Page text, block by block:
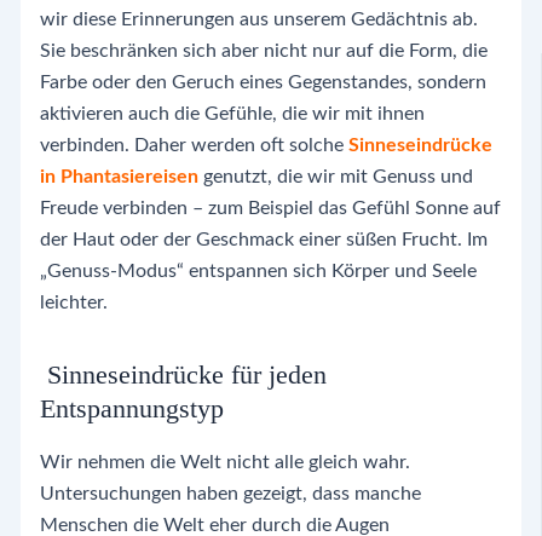
wir diese Erinnerungen aus unserem Gedächtnis ab.
Sie beschränken sich aber nicht nur auf die Form, die
Farbe oder den Geruch eines Gegenstandes, sondern
aktivieren auch die Gefühle, die wir mit ihnen
verbinden. Daher werden oft solche Sinneseindrücke
in Phantasiereisengenutzt, die wir mit Genuss und
Freude verbinden – zum Beispiel das Gefühl Sonne auf
der Haut oder der Geschmack einer süßen Frucht. Im
„Genuss-Modus“ entspannen sich Körper und Seele
leichter.
Sinneseindrücke für jeden
Entspannungstyp
Wir nehmen die Welt nicht alle gleich wahr.
Untersuchungen haben gezeigt, dass manche
Menschen die Welt eher durch die Augen